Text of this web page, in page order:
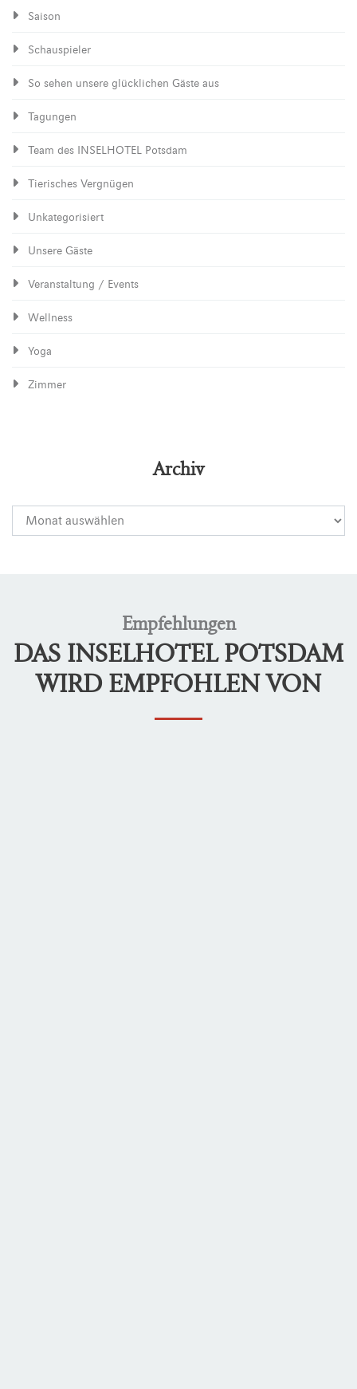
Saison
Schauspieler
So sehen unsere glücklichen Gäste aus
Tagungen
Team des INSELHOTEL Potsdam
Tierisches Vergnügen
Unkategorisiert
Unsere Gäste
Veranstaltung / Events
Wellness
Yoga
Zimmer
Archiv
Empfehlungen
DAS INSELHOTEL POTSDAM
WIRD EMPFOHLEN VON